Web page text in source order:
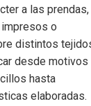
a las prendas,
o
distintos
desde motivos
hasta
elaboradas.